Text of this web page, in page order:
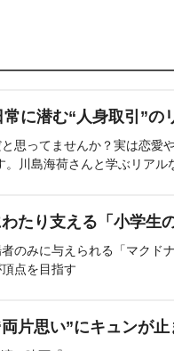
に潜む“人身取引”の
と思ってませんか？実は恋愛
川島海荷さんと学ぶリアル
たり支える「小学生
のみに与えられる「マクド
点を目指す
片思い”にキュンが止